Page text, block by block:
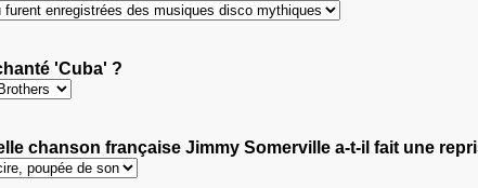
'Cuba' ?
chanson française Jimmy Somerville a-t-il fait une